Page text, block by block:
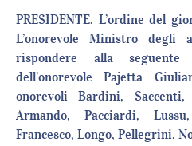
PRESIDENTE. L’ordine del
L’onorevole Ministro
rispondere alla seguente
dell’onorevole Pajetta
onorevoli Bardini, Saccenti,
Armando, Pacciardi,
Francesco, Longo, Pellegrini,